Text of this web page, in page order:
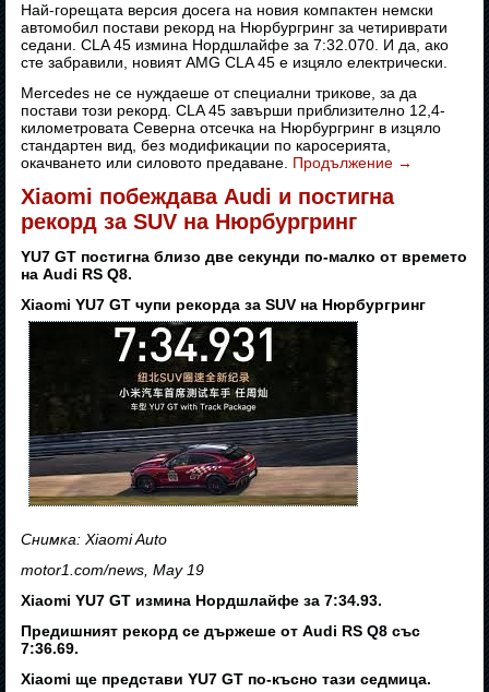
Най-горещата версия досега на новия компактен немски
автомобил постави рекорд на Нюрбургринг за четириврати
седани. CLA 45 измина Нордшлайфе за 7:32.070. И да, ако
сте забравили, новият AMG CLA 45 е изцяло електрически.
Mercedes не се нуждаеше от специални трикове, за да
постави този рекорд. CLA 45 завърши приблизително 12,4-
километровата Северна отсечка на Нюрбургринг в изцяло
стандартен вид, без модификации по каросерията,
окачването или силовото предаване. Продължение →
Xiaomi побеждава Audi и постигна
рекорд за SUV на Нюрбургринг
YU7 GT постигна близо две секунди по-малко от времето
на Audi RS Q8.
Xiaomi YU7 GT чупи рекорда за SUV на Нюрбургринг
Снимка: Xiaomi Auto
motor1.com/news, May 19
Xiaomi YU7 GT измина Нордшлайфе за 7:34.93.
Предишният рекорд се държеше от Audi RS Q8 със
7:36.69.
Xiaomi ще представи YU7 GT по-късно тази седмица.